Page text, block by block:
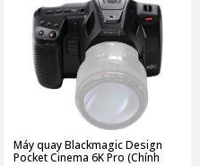
Máy quay Blackmagic Design
Pocket Cinema 6K Pro (Chính